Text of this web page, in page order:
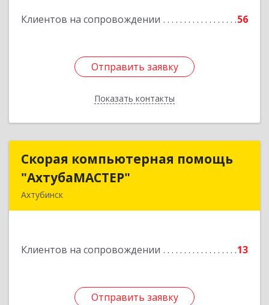
Клиентов на сопровождении 56
Отправить заявку
Показать контакты
Отправить заявку
Назад
Скорая компьютерная помощь
"АхтубаМАСТЕР"
Ахтубинск
Клиентов на сопровождении 13
Отправить заявку
Скорая компьютерная помощь
Подробнее
Отправить заявку